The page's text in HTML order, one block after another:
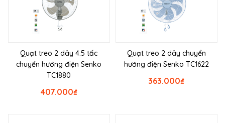
Quạt treo 2 dây 4.5 tấc
chuyển hướng điện Senko
TC1880
₫
407.000
Quạt treo 2 dây chuyển
hướng điện Senko TC1622
₫
363.000